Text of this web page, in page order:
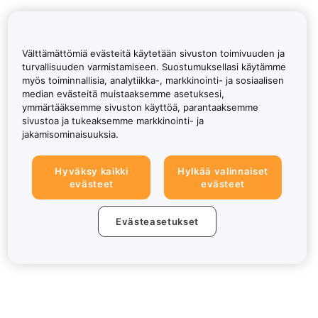
Välttämättömiä evästeitä käytetään sivuston toimivuuden ja
turvallisuuden varmistamiseen. Suostumuksellasi käytämme
myös toiminnallisia, analytiikka-, markkinointi- ja sosiaalisen
median evästeitä muistaaksemme asetuksesi,
ymmärtääksemme sivuston käyttöä, parantaaksemme
sivustoa ja tukeaksemme markkinointi- ja
jakamisominaisuuksia.
Hyväksy kaikki
evästeet
Hylkää valinnaiset
evästeet
Evästeasetukset